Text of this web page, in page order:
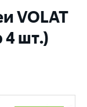
VOLAT
4 шт.)